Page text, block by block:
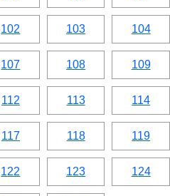
102 103 104
107 108 109
112 113 114
117 118 119
122 123 124